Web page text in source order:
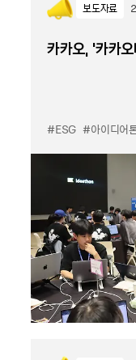
보도자료
카카오, ‘카카
#ESG #아이디어